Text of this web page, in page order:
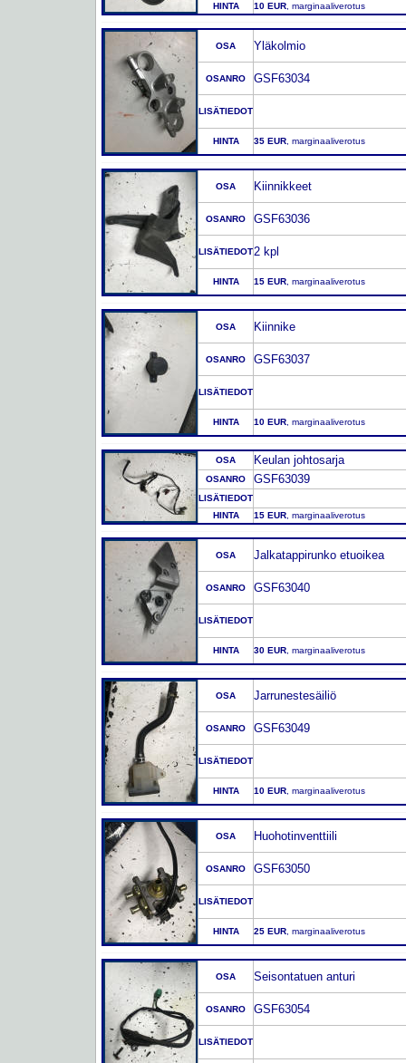
HINTA
10 EUR , marginaaliverotus
OSA Yläkolmio
OSANRO GSF63034
LISÄTIEDOT
HINTA 35 EUR , marginaaliverotus
OSA Kiinnikkeet
OSANRO GSF63036
LISÄTIEDOT2 kpl
HINTA 15 EUR , marginaaliverotus
OSA Kiinnike
OSANRO GSF63037
LISÄTIEDOT
HINTA 10 EUR , marginaaliverotus
OSA Keulan johtosarja
OSANRO GSF63039
LISÄTIEDOT
HINTA
15 EUR , marginaaliverotus
OSA Jalkatappirunko etuoikea
OSANRO GSF63040
LISÄTIEDOT
HINTA 30 EUR , marginaaliverotus
OSA Jarrunestesäiliö
OSANRO GSF63049
LISÄTIEDOT
HINTA 10 EUR , marginaaliverotus
OSA Huohotinventtiili
OSANRO GSF63050
LISÄTIEDOT
HINTA 25 EUR , marginaaliverotus
OSA Seisontatuen anturi
OSANRO GSF63054
LISÄTIEDOT